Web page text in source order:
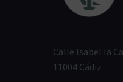
Calle Isabel la
11004 Cádiz